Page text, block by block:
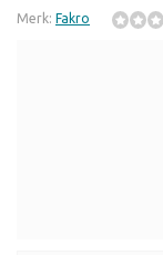
Merk: Fakro